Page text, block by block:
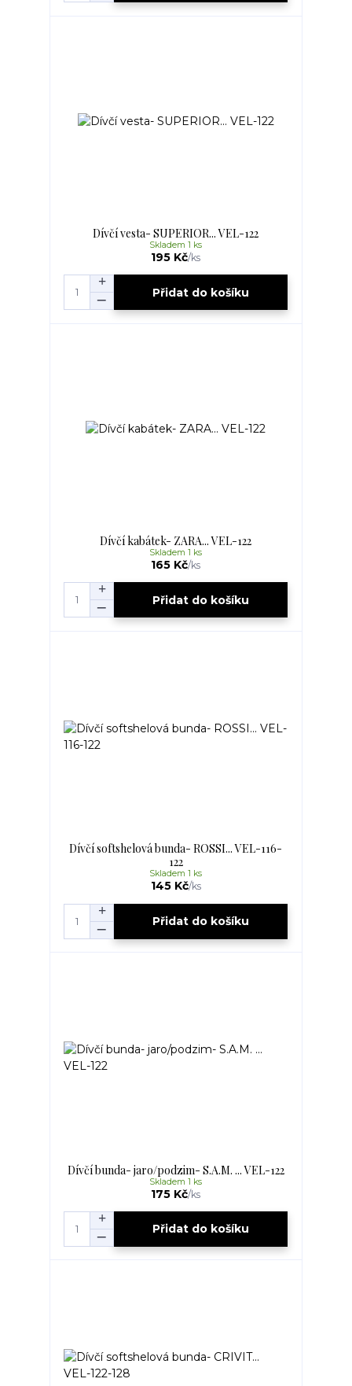
Dívčí vesta- SUPERIOR... VEL-122
195 Kč/ks
Skladem 1 ks
Přidat do košíku
Dívčí kabátek- ZARA... VEL-122
165 Kč/ks
Skladem 1 ks
Přidat do košíku
Dívčí softshelová bunda- ROSSI... VEL-116-
122
145 Kč/ks
Skladem 1 ks
Přidat do košíku
Dívčí bunda- jaro/podzim- S.A.M. ... VEL-122
175 Kč/ks
Skladem 1 ks
Přidat do košíku